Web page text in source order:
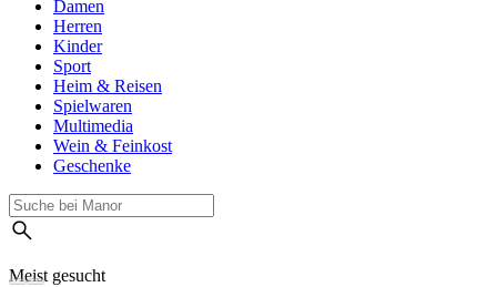
Damen
Herren
Kinder
Sport
Heim & Reisen
Spielwaren
Multimedia
Wein & Feinkost
Geschenke
Meist gesucht